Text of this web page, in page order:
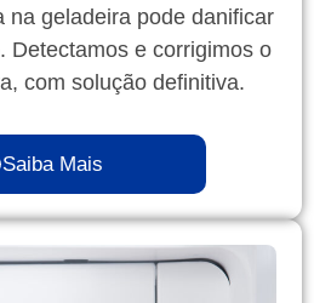
na geladeira pode danificar
Detectamos e corrigimos o
com solução definitiva.
Saiba Mais